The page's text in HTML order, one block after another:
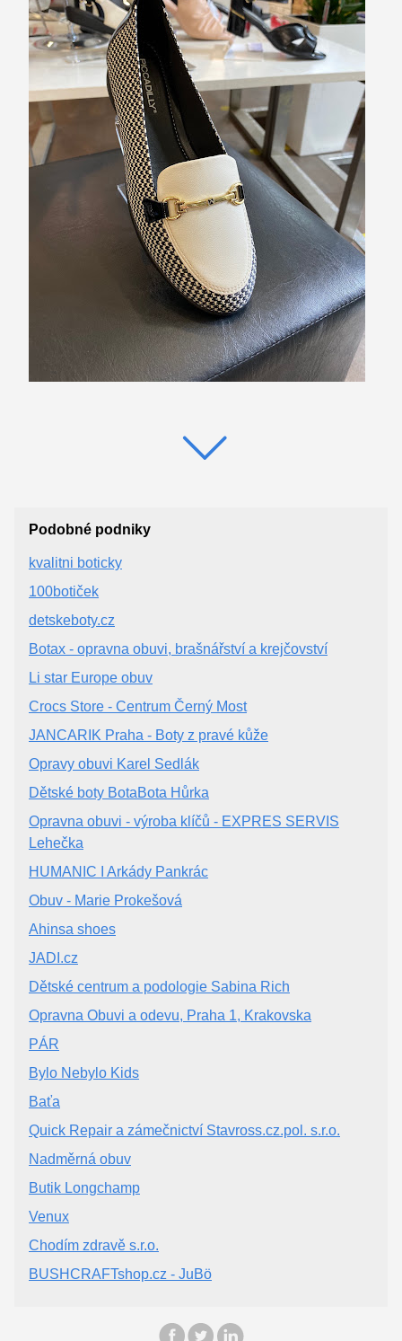
Podobné podniky
kvalitni boticky
100botiček
detskeboty.cz
Botax - opravna obuvi, brašnářství a krejčovství
Li star Europe obuv
Crocs Store - Centrum Černý Most
JANCARIK Praha - Boty z pravé kůže
Opravy obuvi Karel Sedlák
Dětské boty BotaBota Hůrka
Opravna obuvi - výroba klíčů - EXPRES SERVIS
Lehečka
HUMANIC I Arkády Pankrác
Obuv - Marie Prokešová
Ahinsa shoes
JADI.cz
Dětské centrum a podologie Sabina Rich
Opravna Obuvi a odevu, Praha 1, Krakovska
PÁR
Bylo Nebylo Kids
Baťa
Quick Repair a zámečnictví Stavross.cz.pol. s.r.o.
Nadměrná obuv
Butik Longchamp
Venux
Chodím zdravě s.r.o.
BUSHCRAFTshop.cz - JuBö